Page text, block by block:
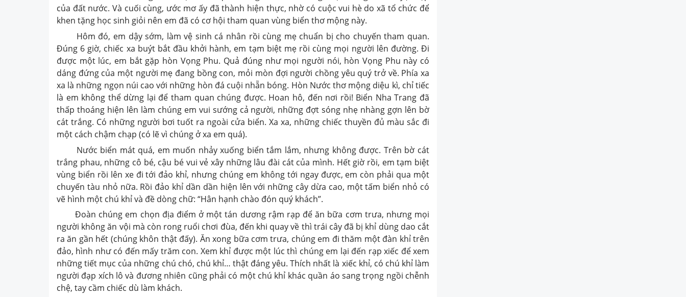
của đất nước. Và cuối cùng, ước mơ ấy đã thành hiện thực, nhờ có cuộc vui hè do xã tổ chức để
khen tặng học sinh giỏi nên em đã có cơ hội tham quan vùng biển thơ mộng này.
Hôm đó, em dậy sớm, làm vệ sinh cá nhân rồi cùng mẹ chuẩn bị cho chuyến tham quan.
Đúng 6 giờ, chiếc xa buýt bắt đầu khởi hành, em tạm biệt mẹ rồi cùng mọi người lên đường. Đi
được một lúc, em bắt gặp hòn Vọng Phu. Quả đúng như mọi người nói, hòn Vọng Phu này có
dáng đứng của một người mẹ đang bồng con, mỏi mòn đợi người chồng yêu quý trở về. Phía xa
xa là những ngọn núi cao với những hòn đá cuội nhẵn bóng. Hòn Nước thơ mộng diệu kì, chỉ tiếc
là em không thể dừng lại để tham quan chúng được. Hoan hô, đến nơi rồi! Biển Nha Trang đã
thấp thoáng hiện lên làm chúng em vui sướng cả người, những đợt sóng nhẹ nhàng gợn lên bờ
cát trắng. Có những người bơi tuốt ra ngoài cửa biển. Xa xa, những chiếc thuyền đủ màu sắc đi
một cách chậm chạp (có lẽ vì chúng ở xa em quá).
Nước biển mát quá, em muốn nhảy xuống biển tắm lắm, nhưng không được. Trên bờ cát
trắng phau, những cô bé, cậu bé vui vẻ xây những lâu đài cát của mình. Hết giờ rồi, em tạm biệt
vùng biển rồi lên xe đi tới đảo khỉ, nhưng chúng em không tới ngay được, em còn phải qua một
chuyến tàu nhỏ nữa. Rồi đảo khỉ dần dần hiện lên với những cây dừa cao, một tấm biển nhỏ có
vẽ hình một chú khỉ và đề dòng chữ: “Hân hạnh chào đón quý khách”.
Đoàn chúng em chọn địa điểm ở một tán dương rậm rạp để ăn bữa cơm trưa, nhưng mọi
người không ăn vội mà còn rong ruổi chơi đùa, đến khi quay về thì trái cây đã bị khỉ dùng dao cắt
ra ăn gần hết (chúng khôn thật đấy). Ăn xong bữa cơm trưa, chúng em đi thăm một đàn khỉ trên
đảo, hình như có đến mấy trăm con. Xem khỉ được một lúc thì chúng em lại đến rạp xiếc để xem
những tiết mục của những chú chó, chú khỉ… thật đáng yêu. Thích nhất là xiếc khỉ, có chú khỉ làm
người đạp xích lô và đương nhiên cũng phải có một chú khỉ khác quần áo sang trọng ngồi chễnh
chệ, tay cầm chiếc dù làm khách.